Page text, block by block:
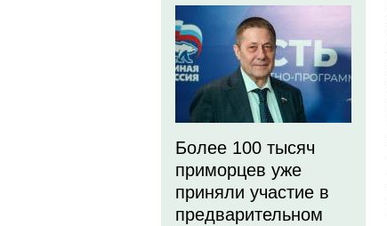
Более 100 тысяч
приморцев уже
приняли участие в
предварительном